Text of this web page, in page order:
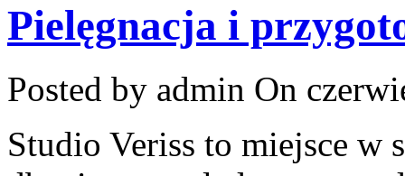
Pielęgnacja i
Posted by admin On
Studio Veriss to miejsce w